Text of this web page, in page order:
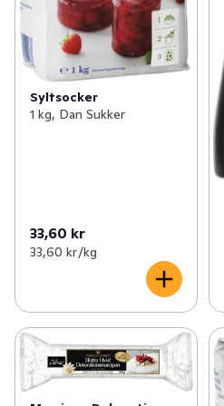
Syltsocker
1 kg, Dan Sukker
33,60 kr
33,60 kr /kg